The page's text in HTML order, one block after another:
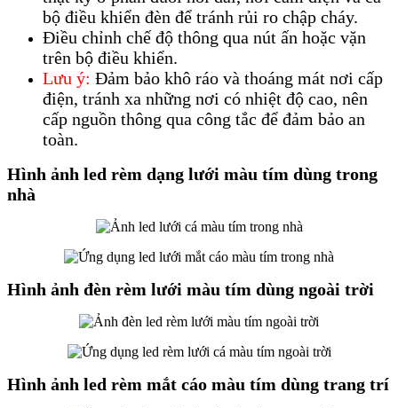
bộ điều khiển đèn để tránh rủi ro chập cháy.
Điều chỉnh chế độ thông qua nút ấn hoặc vặn
trên bộ điều khiển.
Lưu ý: Đảm bảo khô ráo và thoáng mát nơi cấp
điện, tránh xa những nơi có nhiệt độ cao, nên
cấp nguồn thông qua công tắc để đảm bảo an
toàn.
Hình ảnh led rèm dạng lưới màu tím dùng trong
nhà
Hình ảnh đèn rèm lưới màu tím dùng ngoài trời
Hình ảnh led rèm mắt cáo màu tím dùng trang trí